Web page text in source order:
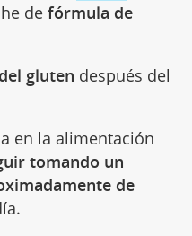
de fórmula de
gluten después del
en la alimentación
tomando un
de